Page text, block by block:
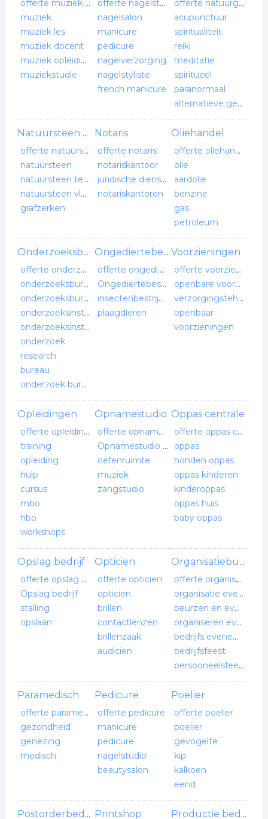
offerte muziek school
muziek
muziek les
muziek docent
muziek opleiding
muziekstudie
offerte nagelstudio
nagelsalon
manicure
pedicure
nagelverzorging
nagelstyliste
french manicure
offerte natuurgeneeskunde
acupunctuur
spiritualiteit
reiki
meditatie
spiritueel
paranormaal
alternatieve geneeskunde
Natuursteen bedrijf
offerte natuursteen bedrijf
natuursteen
natuursteen tegels
natuursteen vloeren
grafzerken
Notaris
offerte notaris
notariskantoor
juridische dienstverlening
notariskantoren
Oliehandel
offerte oliehandel
olie
aardolie
benzine
gas
petroleum
Onderzoeksbureau
offerte onderzoeksbureau
onderzoeksbureau
onderzoeksbureaus
onderzoeksinstituut
onderzoeksinstituut
onderzoek
research
bureau
onderzoek bureau
Ongediertebestrijding
offerte ongediertebestrijding
Ongediertebestrijding
insectenbestrijding
plaagdieren
Voorzieningen
offerte voorzieningen
openbare voorzieningen
verzorgingstehuis
openbaar
voorzieningen
Opleidingen
offerte opleidingen
training
opleiding
hulp
cursus
mbo
hbo
workshops
Opnamestudio
offerte opnamestudio
Opnamestudio verhuur
oefenruimte
muziek
zangstudio
Oppas centrale
offerte oppas centrale
oppas
honden oppas
oppas kinderen
kinderoppas
oppas huis
baby oppas
Opslag bedrijf
offerte opslag bedrijf
Opslag bedrijf
stalling
opslaan
Opticien
offerte opticien
opticien
brillen
contactlenzen
brillenzaak
audicien
Organisatiebureau
offerte organisatiebureau
organisatie evenementen
beurzen en evenementen
organiseren evenement
bedrijfs evenement
bedrijfsfeest
persooneelsfeest
Paramedisch
offerte paramedisch
gezondheid
genezing
medisch
Pedicure
offerte pedicure
manicure
pedicure
nagelstudio
beautysalon
Poelier
offerte poelier
poelier
gevogelte
kip
kalkoen
eend
Postorderbedrijf Printshop Productie bedrijf